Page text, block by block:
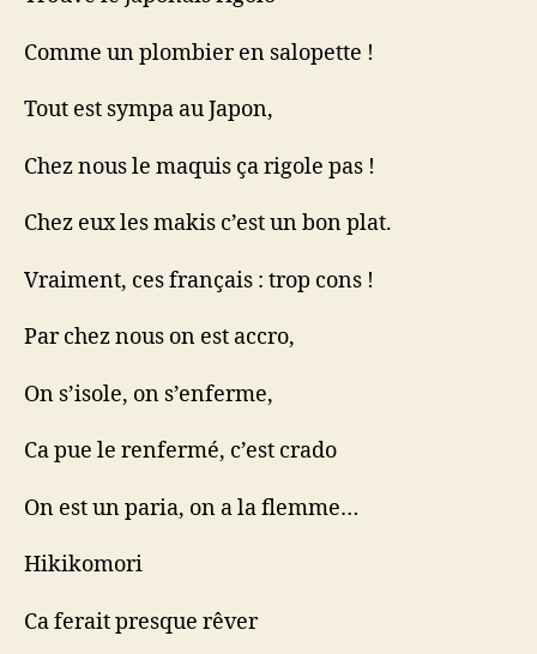
Comme un plombier en salopette !
Tout est sympa au Japon,
Chez nous le maquis ça rigole pas !
Chez eux les makis c’est un bon plat.
Vraiment, ces français : trop cons !
Par chez nous on est accro,
On s’isole, on s’enferme,
Ca pue le renfermé, c’est crado
On est un paria, on a la flemme…
Hikikomori
Ca ferait presque rêver